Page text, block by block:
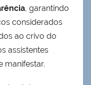
, garantindo
considerados
ao crivo do
assistentes
manifestar.